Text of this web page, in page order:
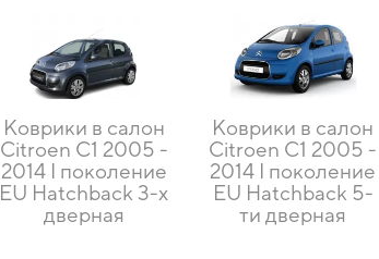
Коврики в салон
Citroen C1 2005 -
2014 I поколение
EU Hatchback 3-х
дверная
Коврики в салон
Citroen C1 2005 -
2014 I поколение
EU Hatchback 5-
ти дверная